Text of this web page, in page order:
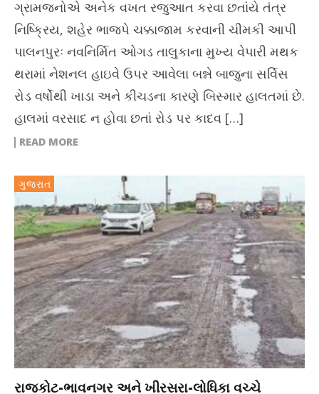
ગ્રામજનોએ અનેક વખત રજુઆત કરવા છતાંયે તંત્ર
નિષ્ક્રિય, શહેર ભાજપે ચક્કાજામ કરવાની ચીમકી આપી
પાલનપુરઃ નવનિર્મિત ઓગડ તાલુકાના મુખ્ય વેપારી મથક
થરામાં નેશનલ હાઇવે ઉપર આવેલા બન્ને બાજુના સર્વિસ
રોડ વર્ષોથી ખાડા અને કીચડના કારણે બિસ્માર હાલતમાં છે.
હાલમાં વરસાદ ન હોવા છતાં રોડ પર કાદવ […]
READ MORE
ગુજરાત
રાજકોટ-ભાવનગર અને ખીરસરા-લોધિકા વચ્ચે